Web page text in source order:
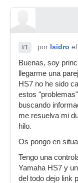
#1 por Isidro
Buenas, soy
llegarme una
HS7 no he sido
estos
buscando
me resuelva mi
hilo.
Os pongo en
Tengo una
Yamaha HS7 y
del todo dejo link